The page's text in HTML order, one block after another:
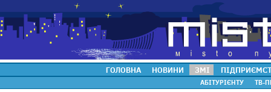
ГОЛОВНА НОВИНИ ЗМІ
АБІТУРІЄНТУ ТВ-